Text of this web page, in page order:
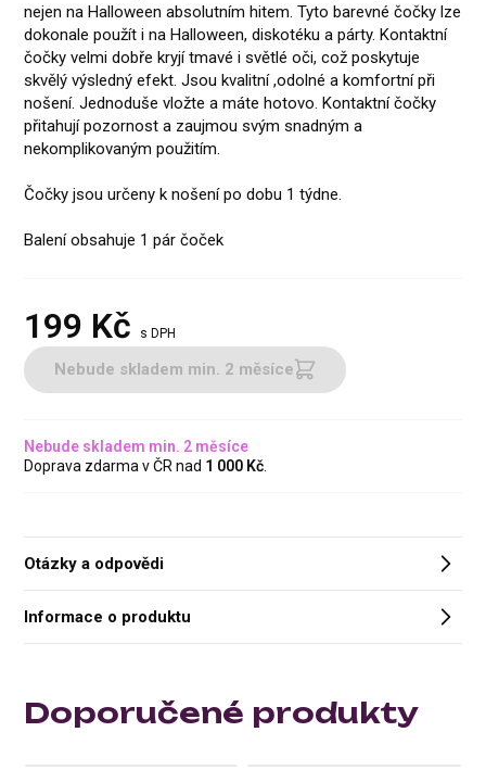
nejen na Halloween absolutním hitem. Tyto barevné čočky lze
dokonale použít i na Halloween, diskotéku a párty. Kontaktní
čočky velmi dobře kryjí tmavé i světlé oči, což poskytuje
skvělý výsledný efekt. Jsou kvalitní ,odolné a komfortní při
nošení. Jednoduše vložte a máte hotovo. Kontaktní čočky
přitahují pozornost a zaujmou svým snadným a
nekomplikovaným použitím.
Čočky jsou určeny k nošení po dobu 1 týdne.
Balení obsahuje 1 pár čoček
199 Kč s DPH
Nebude skladem min. 2 měsíce
Nebude skladem min. 2 měsíce
Doprava zdarma v ČR nad 1 000 Kč
Otázky a odpovědi
Informace o produktu
Doporučené produkty